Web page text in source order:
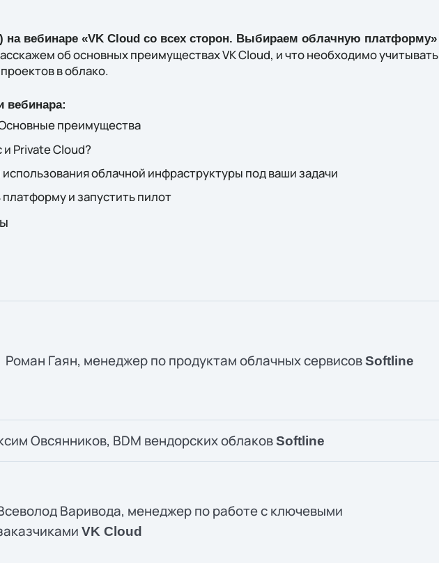
на вебинаре «VK Cloud со всех сторон. Выбираем облачную платформу»
об основных преимуществах VK Cloud, и что необходимо учитывать
в облако.
вебинара:
преимущества
Private Cloud?
облачной инфраструктуры под ваши задачи
и запустить пилот
Роман Гаян, менеджер по продуктам облачных сервисовSoftline
Овсянников, BDM вендорских облаковSoftline
Варивода, менеджер по работе с ключевыми
VK Cloud